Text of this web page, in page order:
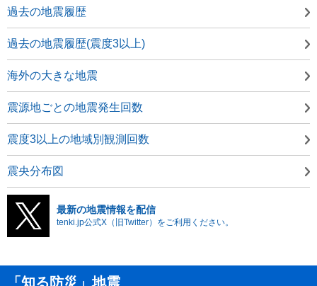
過去の地震履歴
過去の地震履歴(震度3以上)
海外の大きな地震
震源地ごとの地震発生回数
震度3以上の地域別観測回数
震央分布図
最新の地震情報を配信
tenki.jp公式X（旧Twitter）をご利用ください。
「知る防災」地震